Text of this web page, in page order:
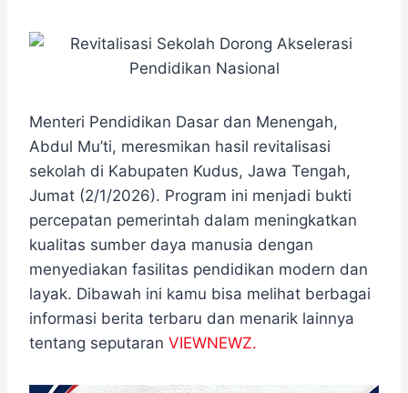
Menteri Pendidikan Dasar dan Menengah,
Abdul Mu’ti, meresmikan hasil revitalisasi
sekolah di Kabupaten Kudus, Jawa Tengah,
Jumat (2/1/2026). Program ini menjadi bukti
percepatan pemerintah dalam meningkatkan
kualitas sumber daya manusia dengan
menyediakan fasilitas pendidikan modern dan
layak. Dibawah ini kamu bisa melihat berbagai
informasi berita terbaru dan menarik lainnya
tentang seputaran VIEWNEWZ.